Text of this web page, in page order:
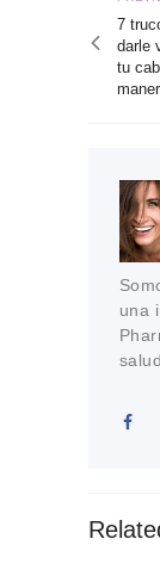
article
7
darle
tu
una